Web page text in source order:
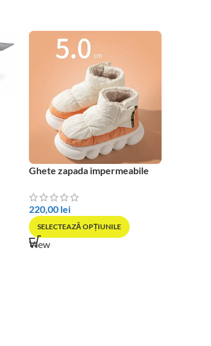
Ghete zapada impermeabile
220,00 lei
SELECTEAZĂ OPȚIUNILE
View